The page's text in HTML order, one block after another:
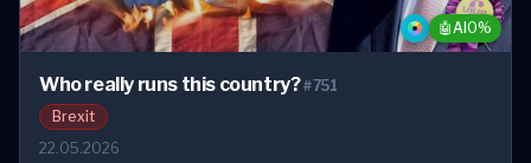
🤖 AI0%
Who really runs this country?#751
Brexit
22.05.2026